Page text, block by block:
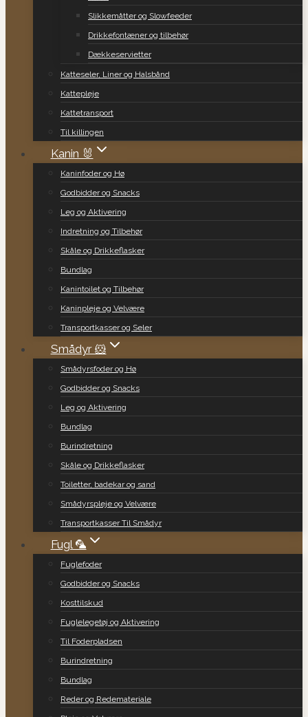
Slikkemåtter og Slowfeeder
Drikkefontæner og tilbehør
Dækkeservietter
Katteseler, Liner og Halsbånd
Kattepleje
Kattetransport
Til killingen
Kanin 🐰
Kaninfoder og Hø
Godbidder og Snacks
Leg og Aktivering
Indretning og Tilbehør
Skåle og Drikkeflasker
Bundlag
Kanintoilet og Tilbehør
Kaninpleje og Velvære
Transportkasser og Seler
Smådyr 🐹
Smådyrsfoder og Hø
Godbidder og Snacks
Leg og Aktivering
Bundlag
Burindretning
Skåle og Drikkeflasker
Toiletter, badekar og sand
Smådyrspleje og Velvære
Transportkasser Til Smådyr
Fugl 🦜
Fuglefoder
Godbidder og Snacks
Kosttilskud
Fuglelegetøj og Aktivering
Til Foderpladsen
Burindretning
Bundlag
Reder og Redemateriale